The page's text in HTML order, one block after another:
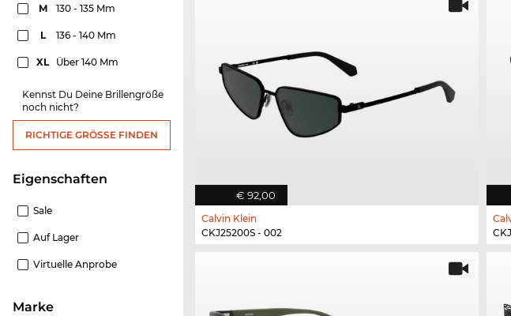
M 130 - 135 Mm
L 136 - 140 Mm
XL Über 140 Mm
Kennst Du Deine Brillengröße
noch nicht?
RICHTIGE GRÖSSE FINDEN
Eigenschaften
Sale
Auf Lager
Virtuelle Anprobe
Marke
€ 92,00
Calvin Klein
CKJ25200S - 002